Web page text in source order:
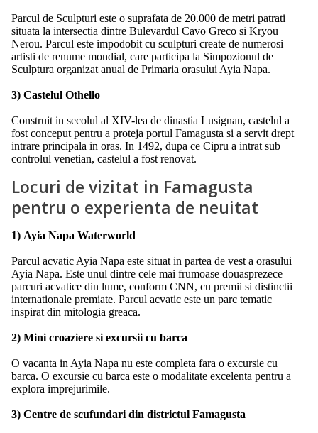
Parcul de Sculpturi este o suprafata de 20.000 de metri patrati
situata la intersectia dintre Bulevardul Cavo Greco si Kryou
Nerou. Parcul este impodobit cu sculpturi create de numerosi
artisti de renume mondial, care participa la Simpozionul de
Sculptura organizat anual de Primaria orasului Ayia Napa.
3) Castelul Othello
Construit in secolul al XIV-lea de dinastia Lusignan, castelul a
fost conceput pentru a proteja portul Famagusta si a servit drept
intrare principala in oras. In 1492, dupa ce Cipru a intrat sub
controlul venetian, castelul a fost renovat.
Locuri de vizitat in Famagusta
pentru o experienta de neuitat
1) Ayia Napa Waterworld
Parcul acvatic Ayia Napa este situat in partea de vest a orasului
Ayia Napa. Este unul dintre cele mai frumoase douasprezece
parcuri acvatice din lume, conform CNN, cu premii si distinctii
internationale premiate. Parcul acvatic este un parc tematic
inspirat din mitologia greaca.
2) Mini croaziere si excursii cu barca
O vacanta in Ayia Napa nu este completa fara o excursie cu
barca. O excursie cu barca este o modalitate excelenta pentru a
explora imprejurimile.
3) Centre de scufundari din districtul Famagusta